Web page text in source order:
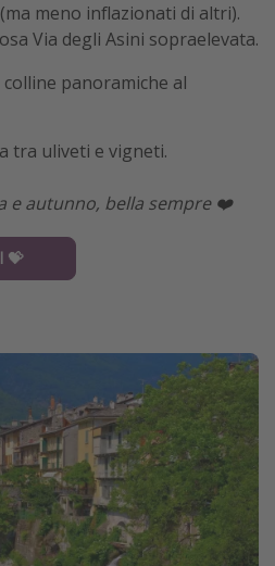
meno inflazionati di altri).
Via degli Asini sopraelevata.
panoramiche al
tra uliveti e vigneti.
e autunno, bella sempre ❤️
💝